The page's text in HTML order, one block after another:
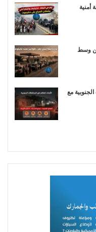
أمنية
وسط
مع